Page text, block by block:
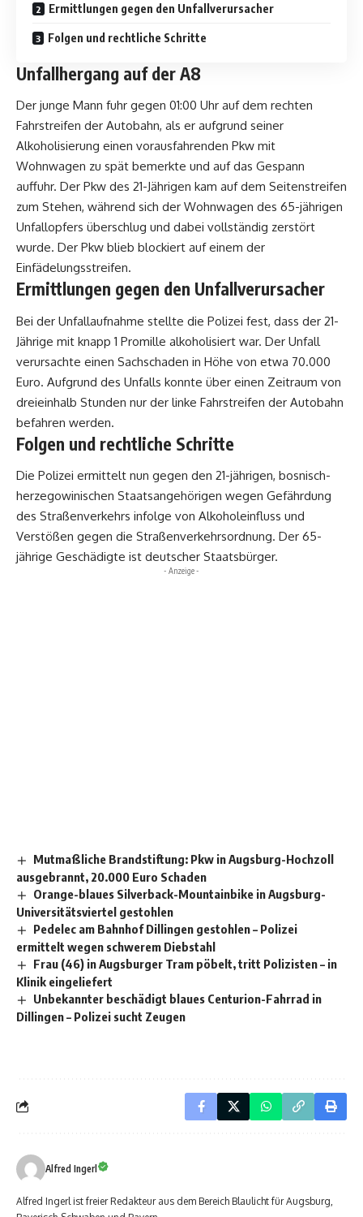
Ermittlungen gegen den Unfallverursacher
Folgen und rechtliche Schritte
Unfallhergang auf der A8
Der junge Mann fuhr gegen 01:00 Uhr auf dem rechten
Fahrstreifen der Autobahn, als er aufgrund seiner
Alkoholisierung einen vorausfahrenden Pkw mit
Wohnwagen zu spät bemerkte und auf das Gespann
auffuhr. Der Pkw des 21-Jährigen kam auf dem Seitenstreifen
zum Stehen, während sich der Wohnwagen des 65-jährigen
Unfallopfers überschlug und dabei vollständig zerstört
wurde. Der Pkw blieb blockiert auf einem der
Einfädelungsstreifen.
Ermittlungen gegen den Unfallverursacher
Bei der Unfallaufnahme stellte die Polizei fest, dass der 21-
Jährige mit knapp 1 Promille alkoholisiert war. Der Unfall
verursachte einen Sachschaden in Höhe von etwa 70.000
Euro. Aufgrund des Unfalls konnte über einen Zeitraum von
dreieinhalb Stunden nur der linke Fahrstreifen der Autobahn
befahren werden.
Folgen und rechtliche Schritte
Die Polizei ermittelt nun gegen den 21-jährigen, bosnisch-
herzegowinischen Staatsangehörigen wegen Gefährdung
des Straßenverkehrs infolge von Alkoholeinfluss und
Verstößen gegen die Straßenverkehrsordnung. Der 65-
jährige Geschädigte ist deutscher Staatsbürger.
- Anzeige -
Mutmaßliche Brandstiftung: Pkw in Augsburg-Hochzoll
ausgebrannt, 20.000 Euro Schaden
Orange-blaues Silverback-Mountainbike in Augsburg-
Universitätsviertel gestohlen
Pedelec am Bahnhof Dillingen gestohlen – Polizei
ermittelt wegen schwerem Diebstahl
Frau (46) in Augsburger Tram pöbelt, tritt Polizisten – in
Klinik eingeliefert
Unbekannter beschädigt blaues Centurion-Fahrrad in
Dillingen – Polizei sucht Zeugen
Alfred Ingerl
Alfred Ingerl ist freier Redakteur aus dem Bereich Blaulicht für Augsburg,